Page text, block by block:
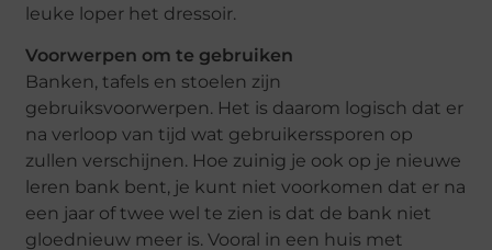
leuke loper het dressoir.
Voorwerpen om te gebruiken
Banken, tafels en stoelen zijn
gebruiksvoorwerpen. Het is daarom logisch dat er
na verloop van tijd wat gebruikerssporen op
zullen verschijnen. Hoe zuinig je ook op je nieuwe
leren bank bent, je kunt niet voorkomen dat er na
een jaar of twee wel te zien is dat de bank niet
gloednieuw meer is. Vooral in een huis met